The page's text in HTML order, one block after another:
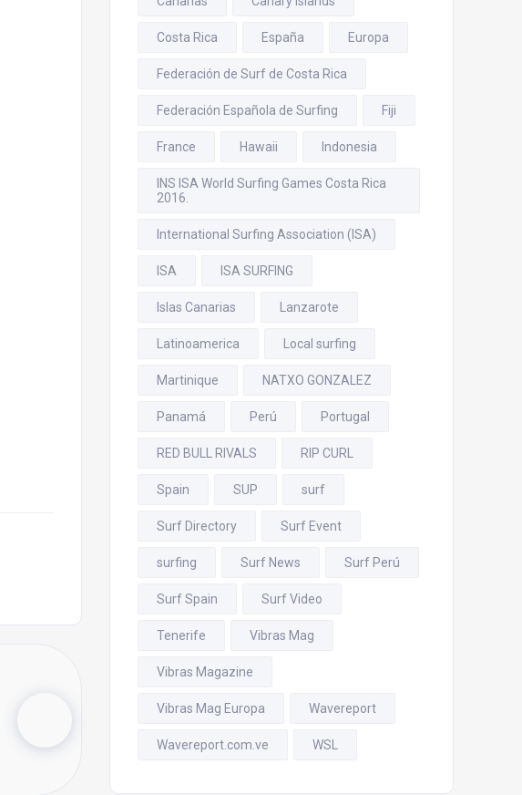
Costa Rica España Europa
Federación de Surf de Costa Rica
Federación Española de Surfing Fiji
France Hawaii Indonesia
INS ISA World Surfing Games Costa Rica
2016.
International Surfing Association (ISA)
ISA ISA SURFING
Islas Canarias Lanzarote
Latinoamerica Local surfing
Martinique NATXO GONZALEZ
Panamá Perú Portugal
RED BULL RIVALS RIP CURL
Spain SUP surf
Surf Directory Surf Event
surfing Surf News Surf Perú
Surf Spain Surf Video
Tenerife Vibras Mag
Vibras Magazine
Vibras Mag Europa Wavereport
Wavereport.com.ve WSL